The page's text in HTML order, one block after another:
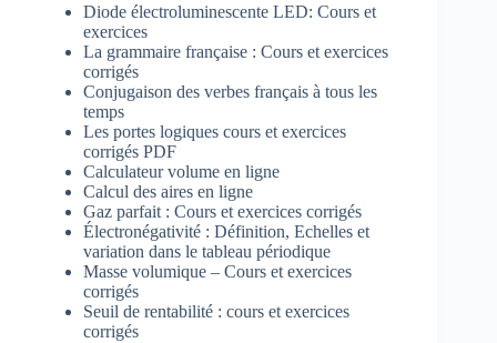
Diode électroluminescente LED: Cours et
exercices
La grammaire française : Cours et exercices
corrigés
Conjugaison des verbes français à tous les
temps
Les portes logiques cours et exercices
corrigés PDF
Calculateur volume en ligne
Calcul des aires en ligne
Gaz parfait : Cours et exercices corrigés
Électronégativité : Définition, Echelles et
variation dans le tableau périodique
Masse volumique – Cours et exercices
corrigés
Seuil de rentabilité : cours et exercices
corrigés